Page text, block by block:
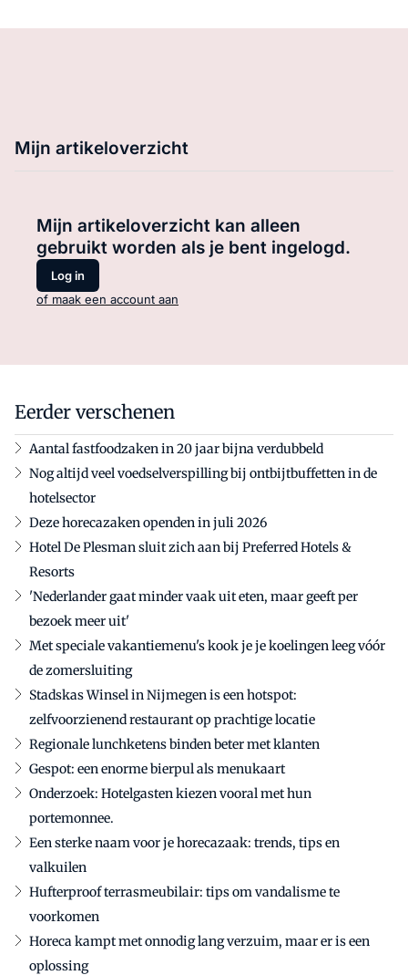
Mijn artikeloverzicht
Mijn artikeloverzicht kan alleen
gebruikt worden als je bent ingelogd.
Log in
of maak een account aan
Eerder verschenen
Aantal fastfoodzaken in 20 jaar bijna verdubbeld
Nog altijd veel voedselverspilling bij ontbijtbuffetten in de
hotelsector
Deze horecazaken openden in juli 2026
Hotel De Plesman sluit zich aan bij Preferred Hotels &
Resorts
'Nederlander gaat minder vaak uit eten, maar geeft per
bezoek meer uit'
Met speciale vakantiemenu's kook je je koelingen leeg vóór
de zomersluiting
Stadskas Winsel in Nijmegen is een hotspot:
zelfvoorzienend restaurant op prachtige locatie
Regionale lunchketens binden beter met klanten
Gespot: een enorme bierpul als menukaart
Onderzoek: Hotelgasten kiezen vooral met hun
portemonnee.
Een sterke naam voor je horecazaak: trends, tips en
valkuilen
Hufterproof terrasmeubilair: tips om vandalisme te
voorkomen
Horeca kampt met onnodig lang verzuim, maar er is een
oplossing